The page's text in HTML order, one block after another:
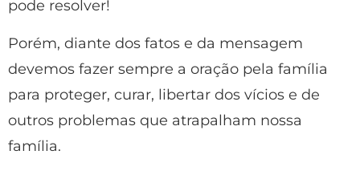
pode resolver!
Porém, diante dos fatos e da mensagem
devemos fazer sempre a oração pela família
para proteger, curar, libertar dos vícios e de
outros problemas que atrapalham nossa
família.